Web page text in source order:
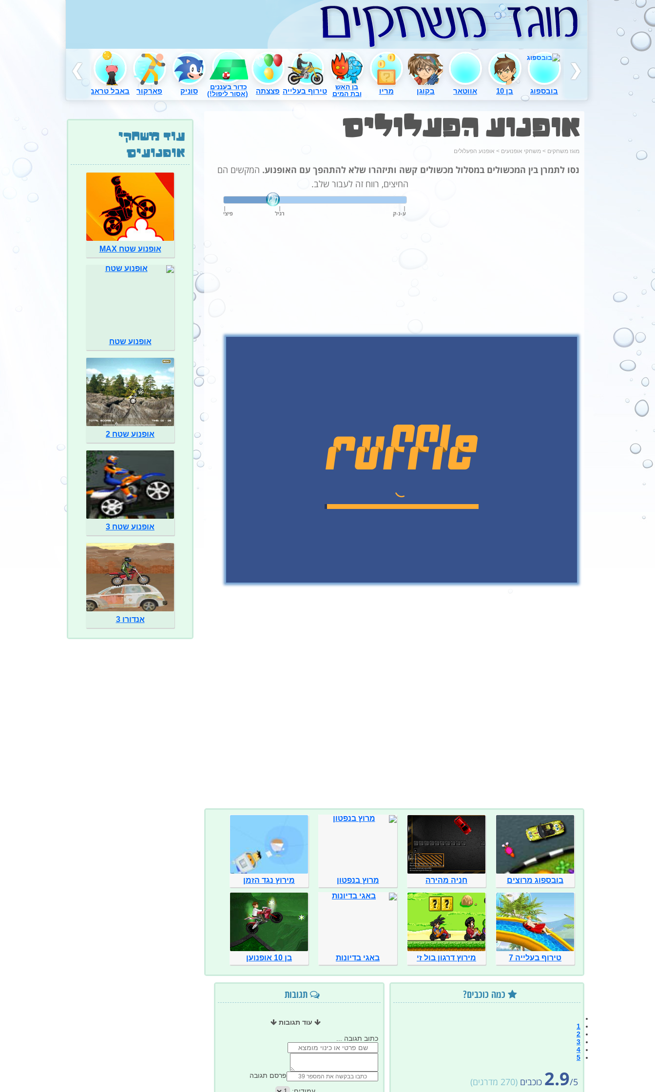
בובספוג בן 10 אווטאר בקוגן מריו
בן האש
ובת המים
טירוף בעלייה פצצתה
כדור בעננים
(אסור ליפול!)
סוניק פארקור באבל טראבל
אופנוע הפעלולים
מוגז משחקים > משחקי אופנועים > אופנוע הפעלולים
נסו לתמרן בין המכשולים במסלול מכשולים קשה ותיזהרו שלא להתהפך עם האופנוע. המקשים הם
החיצים, רווח זה לעבור שלב.
ע-נ-ק פיצי רגיל
בובספוג מרוצים חניה מהירה מרוץ בנפטון מירוץ נגד הזמן
טירוף בעלייה 7 מירוץ דרגון בול זי באגי בדיונות בן 10 אופנוען
כמה כוכבים?
1
2
3
4
5
2.9/5 כוכבים (
270 מדרגים)
תגובות
עוד תגובות
כתוב תגובה ...
פרסם תגובה
עוד משחקי
אופנועים
אופנוע שטח MAX
אופנוע שטח
אופנוע שטח 2
אופנוע שטח 3
אנדורו 3